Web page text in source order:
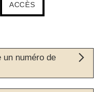
ACCÈS
un numéro de
contacter afin de vous